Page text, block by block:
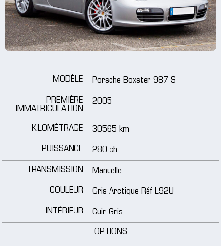
jantes
médias
MODÈLE Porsche Boxster 987 S
PREMIÈRE
IMMATRICULATION
2005
KILOMÉTRAGE 30565 km
PUISSANCE 280 ch
TRANSMISSION Manuelle
COULEUR Gris Arctique Réf L92U
INTÉRIEUR Cuir Gris
OPTIONS